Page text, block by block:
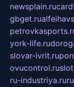
newsplain.ru
gbget.ru
york-life.ru
slovar-ivrit.ru
ovucontrol.ru
ru-industriya.ru